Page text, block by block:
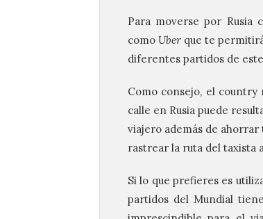
Para moverse por Rusia
como Uber que te
diferentes partidos de
Como consejo, el country
calle en Rusia puede
viajero además de ahorrar
rastrear la ruta del taxista
Si lo que prefieres es
partidos del Mundial